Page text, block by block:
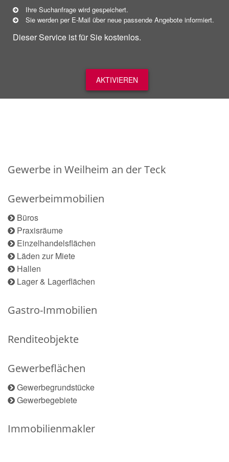
Ihre Suchanfrage wird gespeichert.
Sie werden per E-Mail über neue passende Angebote informiert.
Dieser Service ist für Sie kostenlos.
AKTIVIEREN
Gewerbe in Weilheim an der Teck
Gewerbeimmobilien
Büros
Praxisräume
Einzelhandelsflächen
Läden zur Miete
Hallen
Lager & Lagerflächen
Gastro-Immobilien
Renditeobjekte
Gewerbeflächen
Gewerbegrundstücke
Gewerbegebiete
Immobilienmakler